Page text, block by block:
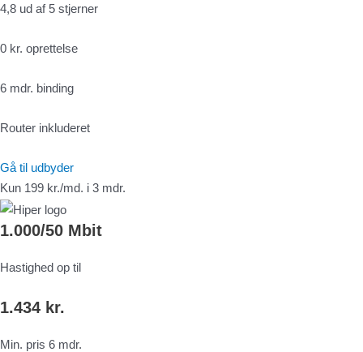
4,8 ud af 5 stjerner
0 kr. oprettelse
6 mdr. binding
Router inkluderet
Gå til udbyder
Kun 199 kr./md. i 3 mdr.
1.000/50 Mbit
Hastighed op til
1.434 kr.
Min. pris 6 mdr.